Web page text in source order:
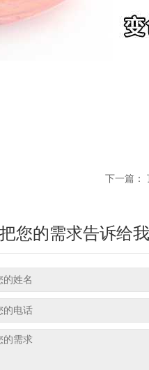
下一篇：
把您的需求告诉给我